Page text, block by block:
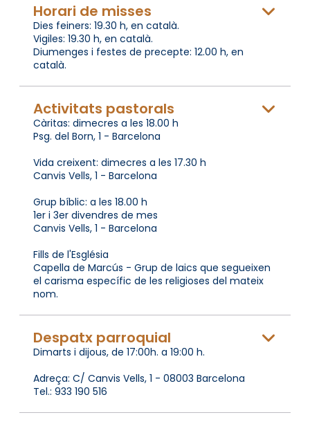
Horari de misses
Dies feiners: 19.30 h, en català.
Vigiles: 19.30 h, en català.
Diumenges i festes de precepte: 12.00 h, en
català.
Activitats pastorals
Càritas: dimecres a les 18.00 h
Psg. del Born, 1 - Barcelona
Vida creixent: dimecres a les 17.30 h
Canvis Vells, 1 - Barcelona
Grup bíblic: a les 18.00 h
1er i 3er divendres de mes
Canvis Vells, 1 - Barcelona
Fills de l'Església
Capella de Marcús - Grup de laics que segueixen
el carisma específic de les religioses del mateix
nom.
Despatx parroquial
Dimarts i dijous, de 17:00h. a 19:00 h.
Adreça: C/ Canvis Vells, 1 - 08003 Barcelona
Tel.: 933 190 516